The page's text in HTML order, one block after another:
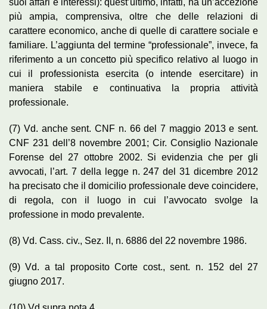
più ampia, comprensiva, oltre che delle relazioni di
carattere economico, anche di quelle di carattere sociale e
familiare. L’aggiunta del termine “professionale”, invece, fa
riferimento a un concetto più specifico relativo al luogo in
cui il professionista esercita (o intende esercitare) in
maniera stabile e continuativa la propria attività
professionale.
(7) Vd. anche sent. CNF n. 66 del 7 maggio 2013 e sent.
CNF 231 dell’8 novembre 2001; Cir. Consiglio Nazionale
Forense del 27 ottobre 2002. Si evidenzia che per gli
avvocati, l’art. 7 della legge n. 247 del 31 dicembre 2012
ha precisato che il domicilio professionale deve coincidere,
di regola, con il luogo in cui l’avvocato svolge la
professione in modo prevalente.
(8) Vd. Cass. civ., Sez. II, n. 6886 del 22 novembre 1986.
(9) Vd. a tal proposito Corte cost., sent. n. 152 del 27
giugno 2017.